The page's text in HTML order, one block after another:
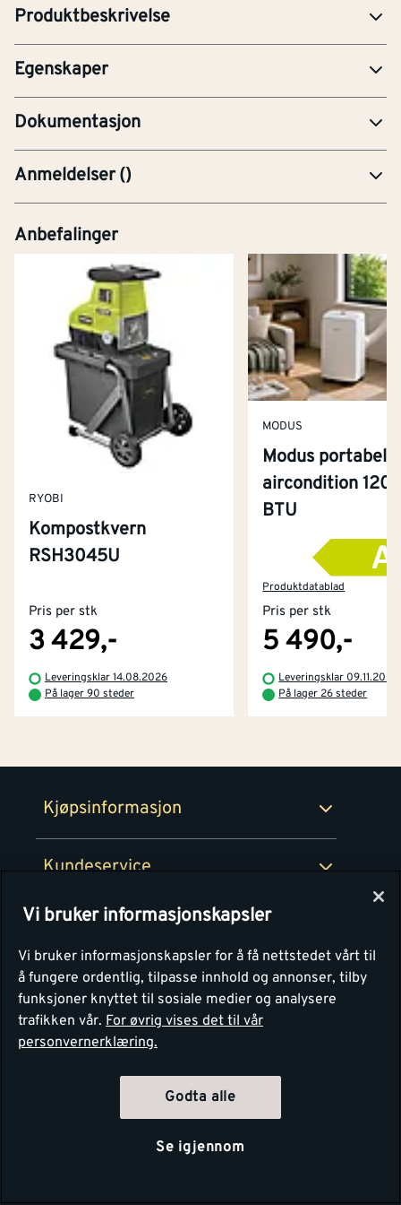
Produktbeskrivelse
Egenskaper
Dokumentasjon
PRE-Produktdatablad
Anmeldelser()
Anbefalinger
RYOBI
Kompostkvern
RSH3045U
Pris per stk
3 429,-
Leveringsklar 14.08.2026
På lager 90 steder
MODUS
Modus portabel
aircondition
BTU
Produktdatablad
Pris per stk
5 490,-
Leveringsklar 09.11.2026
På lager 26 steder
Kjøpsinformasjon
Kjøpsbetingelser
Retur- og angrerettsskjema
Kundeservice
Tjenester
Montér Klubb
Montér
Byggevarehus og åpningstider
Prismatch
Personvern
Vi bruker informasjonskapsler
Vi bruker informasjonskapsler for å få nettstedet vårt til
å fungere ordentlig, tilpasse innhold og annonser, tilby
funksjoner knyttet til sosiale medier og analysere
trafikken vår. For øvrig vises det til vår
personvernerklæring.
Godta alle
Se igjennom